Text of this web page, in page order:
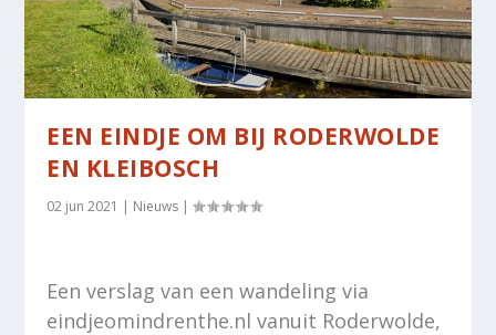
EEN EINDJE OM BIJ RODERWOLDE
EN KLEIBOSCH
02 jun 2021 | Nieuws |
Een verslag van een wandeling via
eindjeomindrenthe.nl vanuit Roderwolde,